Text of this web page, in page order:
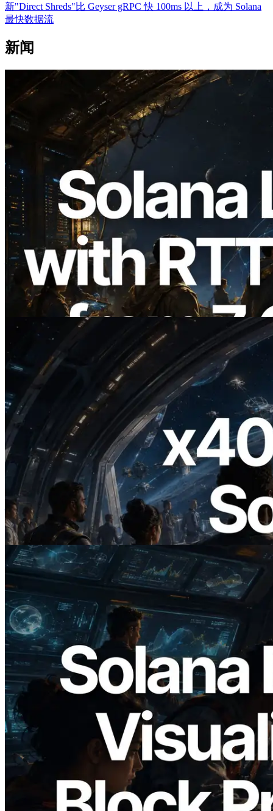
新"Direct Shreds"比 Geyser gRPC 快 100ms 以上，成为 Solana
最快数据流
新闻
2026.08.05
ERPC 扩展 Solana Leader Slot API：新
增全球 7 个区域的 Ping 测量，Validators
Information API 同步上线
阅读此文章
2026.07.04
ERPC 发布支持 x402 支付的 Solana RPC
— AI Agent 按需为 API 付费的时代开启
阅读此文章
2026.05.24
Validators Solutions 发布 Solana Block
Analyzer — 以 slot 为单位可视化区块生
成时间与对应验证者